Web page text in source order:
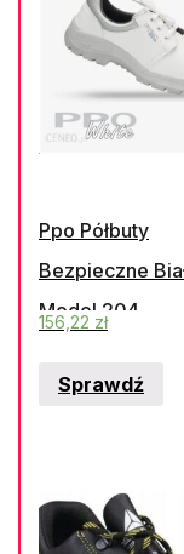
Ppo Półbuty
Bezpieczne
Model 204
156,22 zł
Sprawdź